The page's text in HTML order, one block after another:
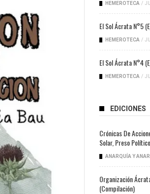
HEMEROTECA /
El Sol Ácrata N°5
HEMEROTECA /
El Sol Ácrata N°4
HEMEROTECA /
EDICIONES
Crónicas De
Solar, Preso
ANARQUÍA Y
Organización
(compilación)